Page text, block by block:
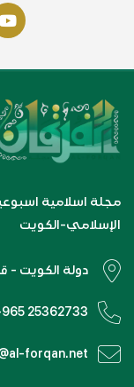
مجلة اسلامية
الإسلامي-الكويت
دولة الكويت -
25362733
forqan.net